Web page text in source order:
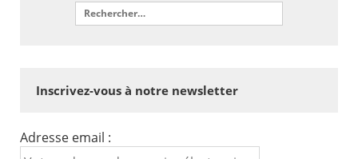
Inscrivez-vous à notre newsletter
Adresse email :